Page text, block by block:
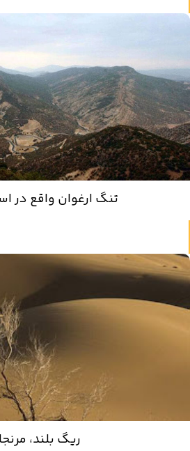
تنگ ارغوان واقع در
ریگ بلند،